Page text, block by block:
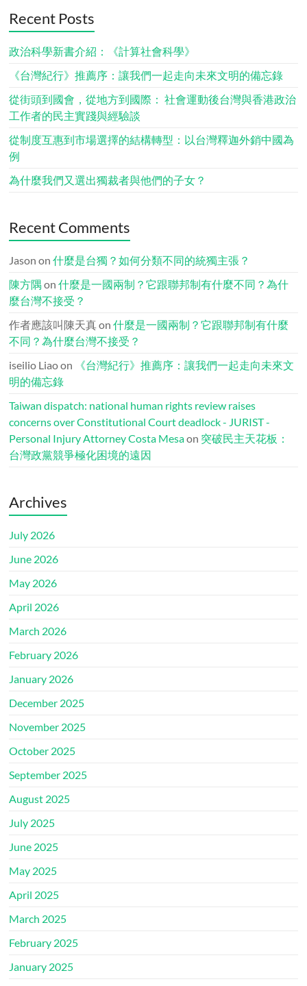
Recent Posts
政治科學新書介紹：《計算社會科學》
《台灣紀行》推薦序：讓我們一起走向未來文明的備忘錄
從街頭到國會，從地方到國際： 社會運動後台灣與香港政治
工作者的民主實踐與經驗談
從制度互惠到市場選擇的結構轉型：以台灣釋迦外銷中國為
例
為什麼我們又選出獨裁者與他們的子女？
Recent Comments
Jason on什麼是台獨？如何分類不同的統獨主張？
陳方隅 on什麼是一國兩制？它跟聯邦制有什麼不同？為什
麼台灣不接受？
作者應該叫陳天真on什麼是一國兩制？它跟聯邦制有什麼
不同？為什麼台灣不接受？
iseilio Liaoon
《台灣紀行》推薦序：讓我們一起走向未來文
明的備忘錄
Taiwan dispatch: national human rights review raises
concerns over Constitutional Court deadlock - JURIST -
Personal Injury Attorney Costa Mesaon 突破民主天花板：
台灣政黨競爭極化困境的遠因
Archives
July 2026
June 2026
May 2026
April 2026
March 2026
February 2026
January 2026
December 2025
November 2025
October 2025
September 2025
August 2025
July 2025
June 2025
May 2025
April 2025
March 2025
February 2025
January 2025